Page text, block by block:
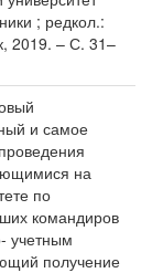
; редкол.:
2019. – С. 31–
и самое
на
по
командиров
учетным
получение